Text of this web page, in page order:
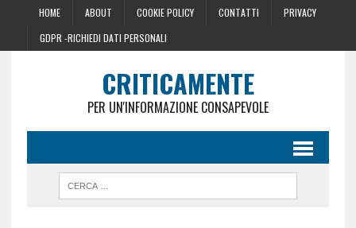
HOME ABOUT COOKIE POLICY CONTATTI
PRIVACY
GDPR -RICHIEDI DATI PERSONALI
CRITICAMENTE
PER UN'INFORMAZIONE CONSAPEVOLE